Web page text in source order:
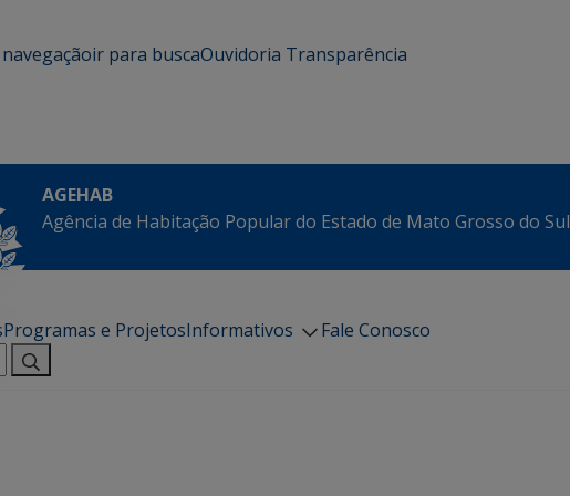
ir para buscaOuvidoria Transparência
AGEHAB
Agência de Habitação Popular do Estado de Mato Grosso do Sul
Programas e ProjetosInformativos
Fale Conosco